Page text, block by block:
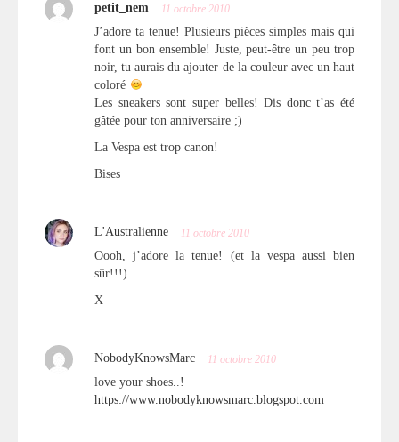
petit_nem 11 octobre 2010
J’adore ta tenue! Plusieurs pièces simples mais qui
font un bon ensemble! Juste, peut-être un peu trop
noir, tu aurais du ajouter de la couleur avec un haut
coloré
Les sneakers sont super belles! Dis donc t’as été
gâtée pour ton anniversaire ;)
La Vespa est trop canon!
Bises
L'Australienne 11 octobre 2010
Oooh, j’adore la tenue! (et la vespa aussi bien
sûr!!!)
X
NobodyKnowsMarc 11 octobre 2010
love your shoes..!
https://www.nobodyknowsmarc.blogspot.com